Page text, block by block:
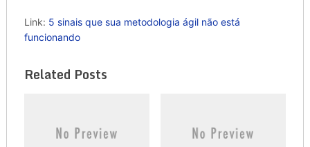
Link: 5 sinais que sua metodologia ágil não está
funcionando
Related Posts